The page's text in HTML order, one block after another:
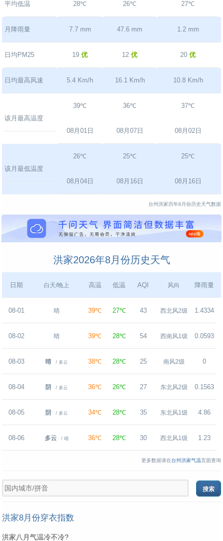
平均低温 28℃ 26℃ 27℃
月降雨量 7.7 mm 47.6 mm 1.2 mm
日均PM25 19优 12优 20优
日均最高风速 5.4 Km/h 16.1 Km/h 10.8 Km/h
该月最高温度
39℃
08月01日
36℃
08月07日
37℃
08月02日
该月最低温度
26℃
08月04日
25℃
08月16日
25℃
08月16日
台州洪家历年8月份历史天气数据
洪家2026年8月份历史天气
日期 白天/晚上 高温 低温 AQI 风向 降雨量
08-01 晴 39℃ 27℃ 43 西北风2级 1.4334
08-02 晴 39℃ 28℃ 54 西南风1级 0.0593
08-03 晴 / 多云 38℃ 28℃ 25 南风2级 0
08-04 阴 / 多云 36℃ 26℃ 27 东北风2级 0.1563
08-05 阴 / 多云 34℃ 28℃ 35 东北风1级 4.86
08-06 多云 / 晴 36℃ 28℃ 30 西北风1级 1.23
更多数据请在台州洪家气温页面查询
洪家8月份穿衣指数
洪家八月气温冷不冷?